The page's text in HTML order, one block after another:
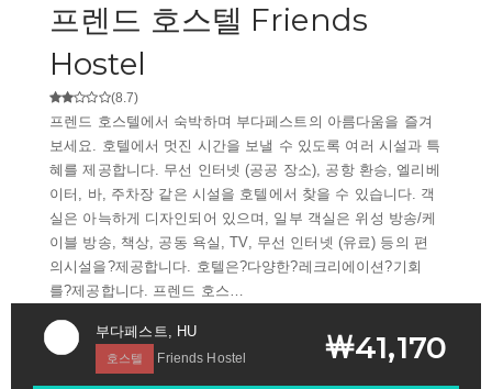
프렌드 호스텔 Friends
Hostel
(8.7)
프렌드 호스텔에서 숙박하며 부다페스트의 아름다움을 즐겨
보세요. 호텔에서 멋진 시간을 보낼 수 있도록 여러 시설과 특
혜를 제공합니다. 무선 인터넷 (공공 장소), 공항 환승, 엘리베
이터, 바, 주차장 같은 시설을 호텔에서 찾을 수 있습니다. 객
실은 아늑하게 디자인되어 있으며, 일부 객실은 위성 방송/케
이블 방송, 책상, 공동 욕실, TV, 무선 인터넷 (유료) 등의 편
의시설을?제공합니다. 호텔은?다양한?레크리에이션?기회
를?제공합니다. 프렌드 호스…
부다페스트, HU
호스텔 Friends Hostel ￦41,170